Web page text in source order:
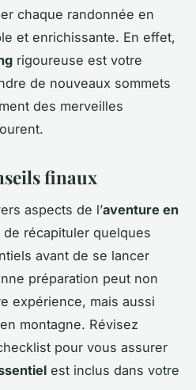
chaque randonnée en
et enrichissante. En effet,
rigoureuse est votre
de nouveaux sommets
des merveilles
finaux
aspects de l’aventure en
récapituler quelques
avant de se lancer
préparation peut non
expérience, mais aussi
en montagne. Révisez
pour vous assurer
est inclus dans votre